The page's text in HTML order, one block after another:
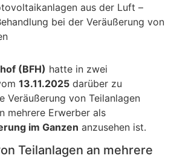
(BFH) hatte in zwei
13.11.2025 darüber zu
Veräußerung von Teilanlagen
mehrere Erwerber als
im Ganzen anzusehen ist.
Teilanlagen an mehrere